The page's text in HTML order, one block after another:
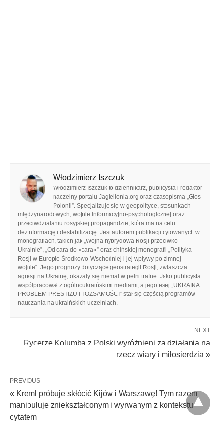
Włodzimierz Iszczuk
Włodzimierz Iszczuk to dziennikarz, publicysta i redaktor
naczelny portalu Jagiellonia.org oraz czasopisma „Głos
Polonii”. Specjalizuje się w geopolityce, stosunkach
międzynarodowych, wojnie informacyjno-psychologicznej oraz
przeciwdziałaniu rosyjskiej propagandzie, która ma na celu
dezinformację i destabilizację. Jest autorem publikacji cytowanych w
monografiach, takich jak „Wojna hybrydowa Rosji przeciwko
Ukrainie”, „Od cara do »cara«” oraz chińskiej monografii „Polityka
Rosji w Europie Środkowo-Wschodniej i jej wpływy po zimnej
wojnie”. Jego prognozy dotyczące geostrategii Rosji, zwłaszcza
agresji na Ukrainę, okazały się niemal w pełni trafne. Jako publicysta
współpracował z ogólnoukraińskimi mediami, a jego esej „UKRAINA:
PROBLEM PRESTIŻU I TOŻSAMOŚCI” stał się częścią programów
nauczania na ukraińskich uczelniach.
NEXT
Rycerze Kolumba z Polski wyróżnieni za działania na
rzecz wiary i miłosierdzia »
PREVIOUS
« Kreml próbuje skłócić Kijów i Warszawę! Tym razem
manipuluje zniekształconym i wyrwanym z kontekstu
cytatem